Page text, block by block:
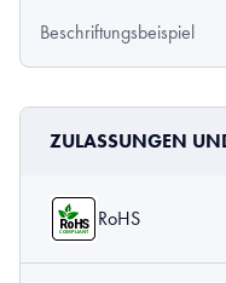
Beschriftungsbeispiel
ZULASSUNGEN
RoHS